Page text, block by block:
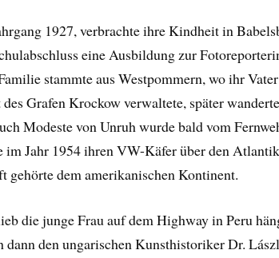
1927, verbrachte ihre Kindheit in
eine Ausbildung zur
stammte aus Westpommern, wo ihr
Grafen Krockow verwaltete, später
Modeste von Unruh wurde bald vom
im Jahr 1954 ihren VW-Käfer über den Atlantik
gehörte dem amerikanischen Kontinent.
die junge Frau auf dem Highway in Peru
den ungarischen Kunsthistoriker Dr.